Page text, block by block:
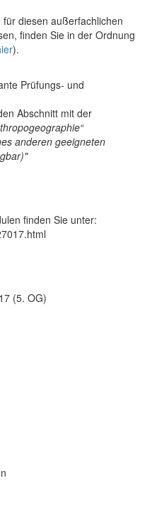
diesen außerfachlichen
finden Sie in der Ordnung
).
Prüfungs- und
Abschnitt mit der
anderen geeigneten
finden Sie unter:
(5. OG)